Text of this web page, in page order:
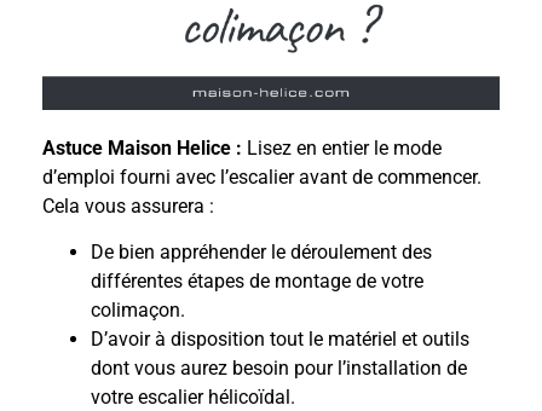
Astuce Maison Helice : Lisez en entier le mode
d’emploi fourni avec l’escalier avant de commencer.
Cela vous assurera :
De bien appréhender le déroulement des
différentes étapes de montage de votre
colimaçon.
D’avoir à disposition tout le matériel et outils
dont vous aurez besoin pour l’installation de
votre escalier hélicoïdal.